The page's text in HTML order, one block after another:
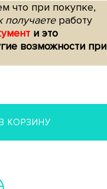
что при покупке,
получаетеработу
и это
возможности при
КОРЗИНУ